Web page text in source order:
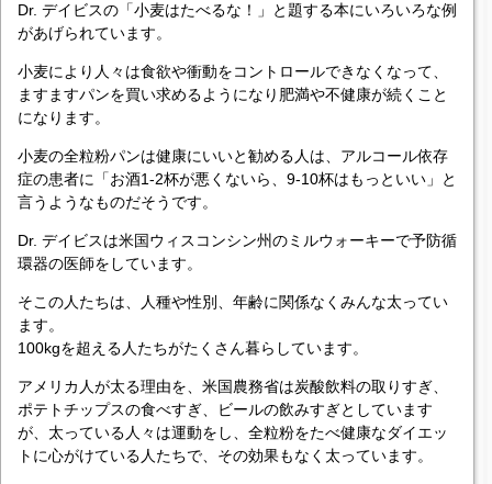
Dr. デイビスの「小麦はたべるな！」と題する本にいろいろな例
があげられています。
小麦により人々は食欲や衝動をコントロールできなくなって、
ますますパンを買い求めるようになり肥満や不健康が続くこと
になります。
小麦の全粒粉パンは健康にいいと勧める人は、アルコール依存
症の患者に「お酒1-2杯が悪くないら、9-10杯はもっといい」と
言うようなものだそうです。
Dr. デイビスは米国ウィスコンシン州のミルウォーキーで予防循
環器の医師をしています。
そこの人たちは、人種や性別、年齢に関係なくみんな太ってい
ます。
100kgを超える人たちがたくさん暮らしています。
アメリカ人が太る理由を、米国農務省は炭酸飲料の取りすぎ、
ポテトチップスの食べすぎ、ビールの飲みすぎとしています
が、太っている人々は運動をし、全粒粉をたべ健康なダイエッ
トに心がけている人たちで、その効果もなく太っています。